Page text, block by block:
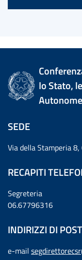
lo Stato,
SEDE
Via della Stamperia
RECAPITI
Segreteria
06.67796316
INDIRIZZI DI
e-mail